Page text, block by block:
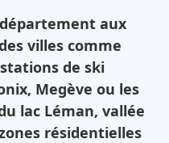
aux
villes comme
de ski
Megève ou les
lac Léman, vallée
résidentielles